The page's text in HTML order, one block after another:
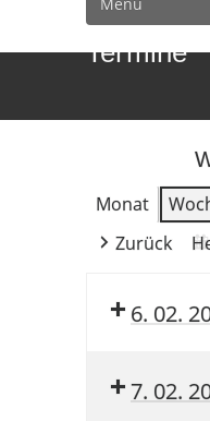
Termine
Monat
Zurück
6. 02.
7. 02.